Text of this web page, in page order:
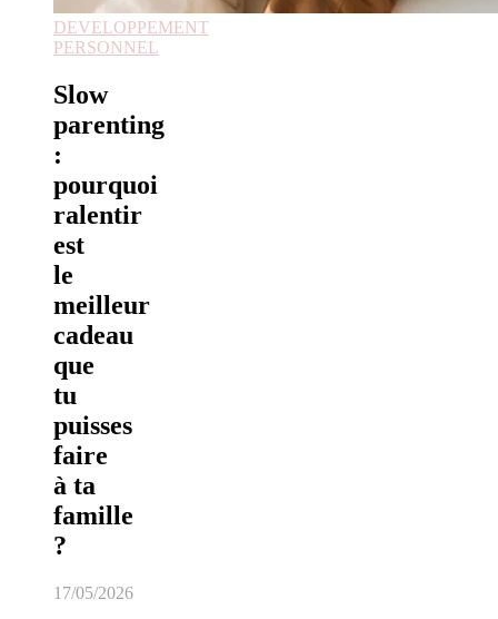
DEVELOPPEMENT
PERSONNEL
Slow
parenting
:
pourquoi
ralentir
est
le
meilleur
cadeau
que
tu
puisses
faire
à ta
famille
?
17/05/2026